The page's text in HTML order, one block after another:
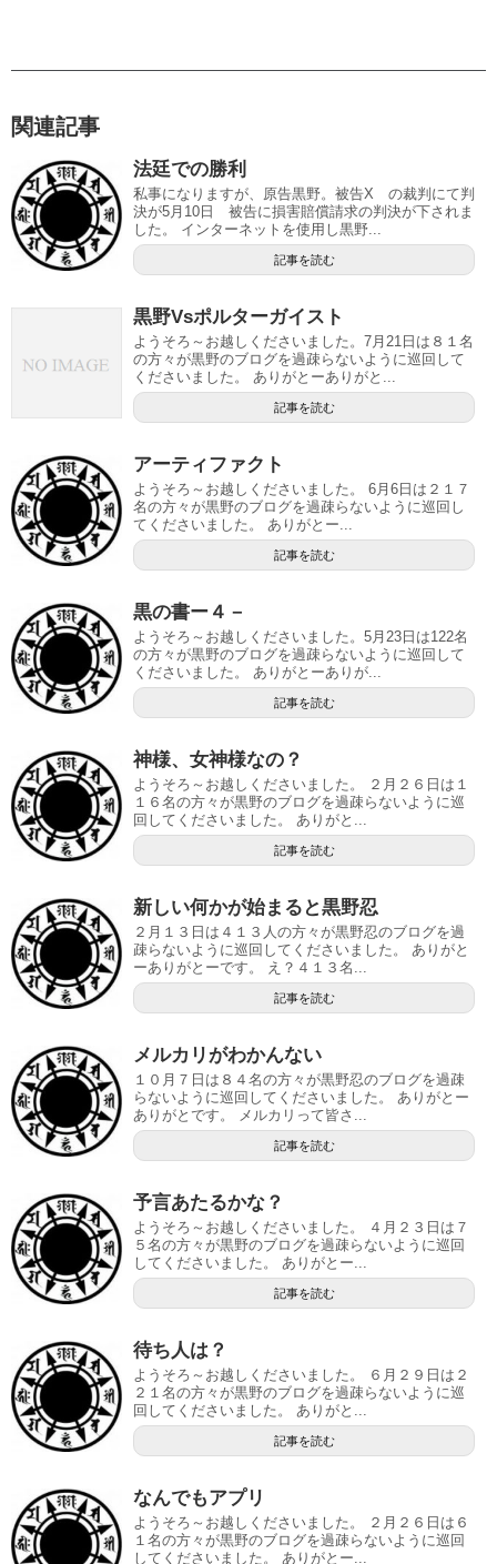
関連記事
法廷での勝利
私事になりますが、原告黒野。被告X の裁判にて判
決が5月10日 被告に損害賠償請求の判決が下されま
した。 インターネットを使用し黒野...
記事を読む
黒野Vsポルターガイスト
ようそろ～お越しくださいました。7月21日は８１名
の方々が黒野のブログを過疎らないように巡回して
くださいました。 ありがとーありがと...
記事を読む
アーティファクト
ようそろ～お越しくださいました。 6月6日は２１７
名の方々が黒野のブログを過疎らないように巡回し
てくださいました。 ありがとー...
記事を読む
黒の書ー４－
ようそろ～お越しくださいました。5月23日は122名
の方々が黒野のブログを過疎らないように巡回して
くださいました。 ありがとーありが...
記事を読む
神様、女神様なの？
ようそろ～お越しくださいました。 ２月２６日は１
１６名の方々が黒野のブログを過疎らないように巡
回してくださいました。 ありがと...
記事を読む
新しい何かが始まると黒野忍
２月１３日は４１３人の方々が黒野忍のブログを過
疎らないように巡回してくださいました。 ありがと
ーありがとーです。 え？４１３名...
記事を読む
メルカリがわかんない
１０月７日は８４名の方々が黒野忍のブログを過疎
らないように巡回してくださいました。 ありがとー
ありがとです。 メルカリって皆さ...
記事を読む
予言あたるかな？
ようそろ～お越しくださいました。 ４月２３日は７
５名の方々が黒野のブログを過疎らないように巡回
してくださいました。 ありがとー...
記事を読む
待ち人は？
ようそろ～お越しくださいました。 ６月２９日は２
２１名の方々が黒野のブログを過疎らないように巡
回してくださいました。 ありがと...
記事を読む
なんでもアプリ
ようそろ～お越しくださいました。 ２月２６日は６
１名の方々が黒野のブログを過疎らないように巡回
してくださいました。 ありがとー...